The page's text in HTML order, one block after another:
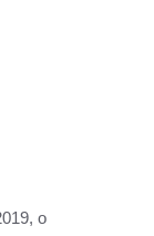
, o